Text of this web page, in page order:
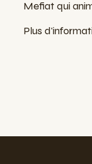
Mefiat qui
Plus